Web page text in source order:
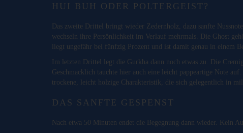
HUI BUH ODER POLTERGEIST?
Das zweite Drittel bringt wieder Zedernholz, dazu sanfte
wechseln ihre Persönlichkeit im Verlauf mehrmals. Die Ghost
liegt ungefähr bei fünfzig Prozent und ist damit genau in einem
Im letzten Drittel legt die Gurkha dann noch etwas zu. Die
Geschmacklich tauchte hier auch eine leicht pappeartige Note
trockene, leicht holzige Charakteristik, die sich gelegentlich in
DAS SANFTE GESPENST
Nach etwa 50 Minuten endet die Begegnung dann wieder. Kein